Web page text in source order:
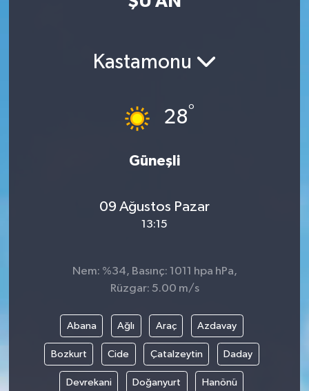
Kastamonu
28°
Güneşli
09 Ağustos Pazar
13:15
Nem: %34, Basınç: 1011 hpa hPa,
Rüzgar: 5.00 m/s
Abana Ağlı Araç Azdavay
Bozkurt Cide Çatalzeytin Daday
Devrekani Doğanyurt Hanönü
Kültür-Sanat
Yaşam